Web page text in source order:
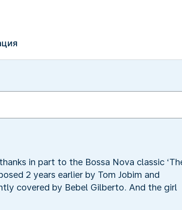
in part to the Bossa Nova classic
2 years earlier by Tom Jobim and
covered by Bebel Gilberto. And the girl